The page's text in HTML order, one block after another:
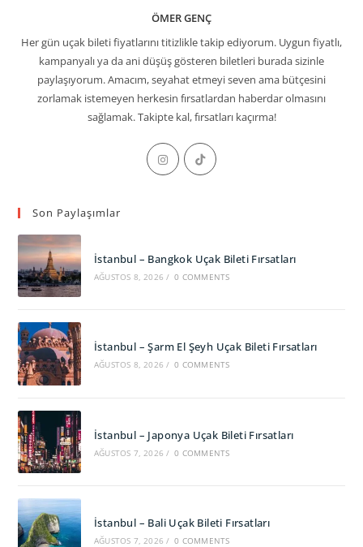
ÖMER GENÇ
Her gün uçak bileti fiyatlarını titizlikle takip ediyorum. Uygun fiyatlı,
kampanyalı ya da ani düşüş gösteren biletleri burada sizinle
paylaşıyorum. Amacım, seyahat etmeyi seven ama bütçesini
zorlamak istemeyen herkesin fırsatlardan haberdar olmasını
sağlamak. Takipte kal, fırsatları kaçırma!
Opens
in
Opens
Son Paylaşımlar
İstanbul – Bangkok Uçak Bileti Fırsatları
AĞUSTOS 8, 2026 / 0 COMMENTS
İstanbul – Şarm El Şeyh Uçak Bileti Fırsatları
AĞUSTOS 8, 2026 / 0 COMMENTS
İstanbul – Japonya Uçak Bileti Fırsatları
AĞUSTOS 7, 2026 / 0 COMMENTS
İstanbul – Bali Uçak Bileti Fırsatları
AĞUSTOS 7, 2026 / 0 COMMENTS